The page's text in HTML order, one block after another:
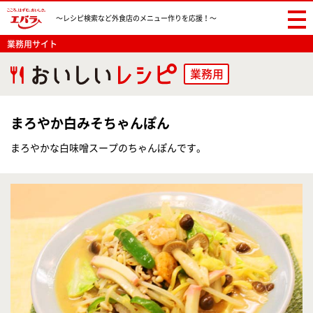
〜レシピ検索など外食店のメニュー作りを応援！〜
業務用サイト
業務用
まろやか白みそちゃんぽん
まろやかな白味噌スープのちゃんぽんです。